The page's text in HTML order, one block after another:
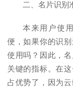
二、名片识别
本来用户使
便，如果你的识
使用吗？因此，
关键的指标。在
占优势了，因为